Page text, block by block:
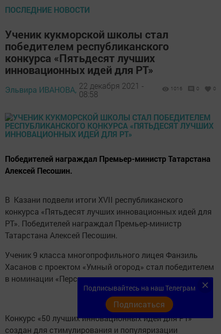
ПОСЛЕДНИЕ НОВОСТИ
Ученик кукморской школы стал
победителем республиканского
конкурса «Пятьдесят лучших
инновационных идей для РТ»
Эльвира ИВАНОВА, 22 декабря 2021 -
08:58
1016 0 0
Победителей награждал Премьер-министр Татарстана
Алексей Песошин.
В Казани подвели итоги XVII республиканского
конкурса «Пятьдесят лучших инновационных идей для
РТ». Победителей награждал Премьер-министр
Татарстана Алексей Песошин.
Ученик 9 класса многопрофильного лицея Фанзиль
Хасанов с проектом «Умный огород» стал победителем
в номинации «Перспектива».
Конкурс «50 лучших инновационных идей для РТ»
создан для стимулирования и популяризации
Подписывайтесь на наш Телеграм
Подписаться